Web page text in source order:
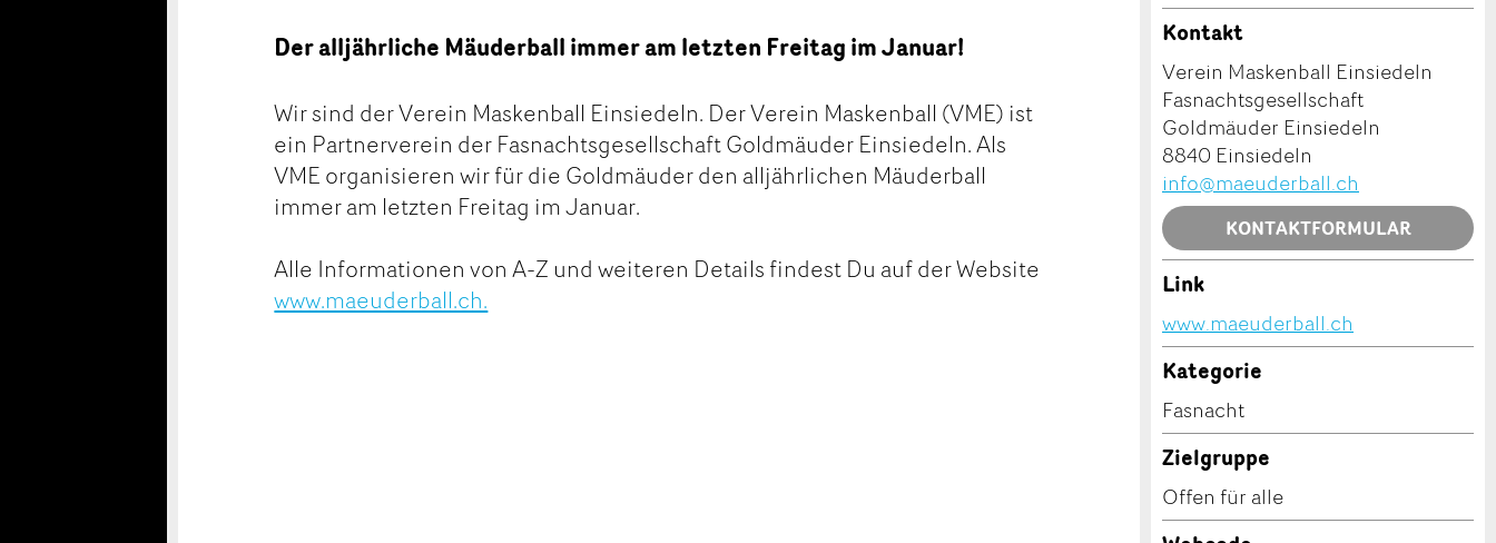
Der alljährliche Mäuderball immer am letzten Freitag im Januar!
Wir sind der Verein Maskenball Einsiedeln. Der Verein Maskenball (VME) ist
ein Partnerverein der Fasnachtsgesellschaft Goldmäuder Einsiedeln. Als
VME organisieren wir für die Goldmäuder den alljährlichen Mäuderball
immer am letzten Freitag im Januar.
Alle Informationen von A-Z und weiteren Details findest Du auf der Website
www.maeuderball.ch.
Kontakt
Verein Maskenball Einsiedeln
Fasnachtsgesellschaft
Goldmäuder Einsiedeln
8840 Einsiedeln
info@maeuderball.ch
KONTAKTFORMULAR
Link
www.maeuderball.ch
Kategorie
Fasnacht
Zielgruppe
Offen für alle